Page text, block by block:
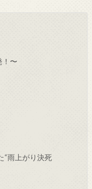
！〜
“雨上がり決死